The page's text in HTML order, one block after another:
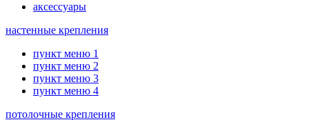
аксессуары
настенные крепления
пункт меню 1
пункт меню 2
пункт меню 3
пункт меню 4
потолочные крепления